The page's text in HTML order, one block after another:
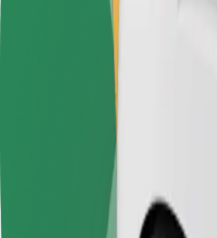
Discothèque L'Esmeralda
Jeanne d'Arc
Mukavuutta vain muutaman napautuksen päässä!
Isommat autot, enemmän jalka- ja tavaratilaa.